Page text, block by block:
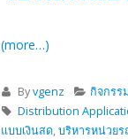
(more…)
Byvgenz
กิจกรรม
Distribution
แบบเงินสด,บริหารหน่วยร